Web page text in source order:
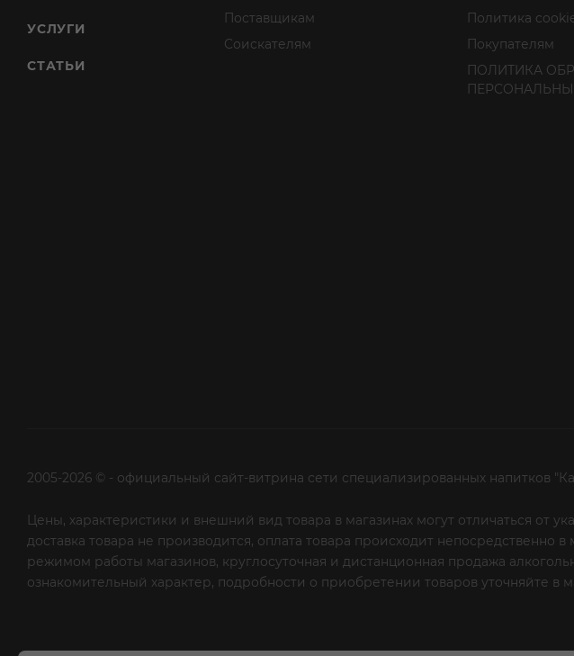
УСЛУГИ
СТАТЬИ
Поставщикам
Соискателям
Политика
Покупателям
ПОЛИТИКА
2005-2026 © - официальный сайт-витрина сети специализированных напитков
Цены, характеристики и внешний вид товара в магазинах могут отличаться от
доставка товара не производится, оплата товара происходит
режимом работы магазинов, круглосуточная и дистанционная продажа
ознакомительный характер, подробности о приобретении товаров уточняйте в